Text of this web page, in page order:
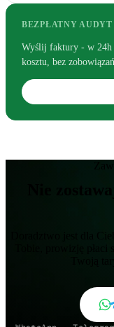
BEZPŁATNY
Wyślij faktury - w 24h
kosztu, bez
Nie
Doradztwo jest dla
Tobie, prowizję
Twoją